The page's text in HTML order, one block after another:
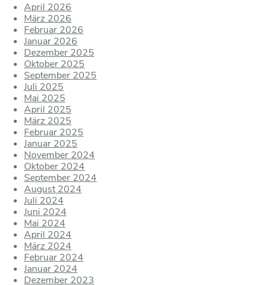
April 2026
März 2026
Februar 2026
Januar 2026
Dezember 2025
Oktober 2025
September 2025
Juli 2025
Mai 2025
April 2025
März 2025
Februar 2025
Januar 2025
November 2024
Oktober 2024
September 2024
August 2024
Juli 2024
Juni 2024
Mai 2024
April 2024
März 2024
Februar 2024
Januar 2024
Dezember 2023